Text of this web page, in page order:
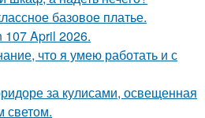
базовое платье.
107 April 2026.
что я умею работать и с
за кулисами, освещенная
светом.